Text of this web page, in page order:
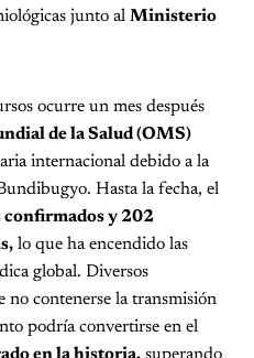
junto al Ministerio
ocurre un mes después
de la Salud (OMS)
internacional debido a la
Hasta la fecha, el
confirmados y 202
lo que ha encendido las
global. Diversos
no contenerse la transmisión
podría convertirse en el
en la historia, superando